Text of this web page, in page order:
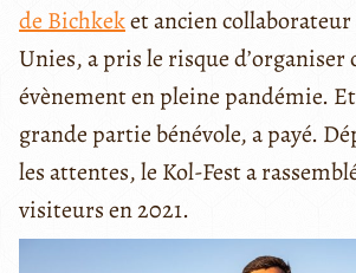
de Bichkeket ancien
Unies, a pris le risque d’organiser
évènement en pleine pandémie.
grande partie bénévole, a payé.
les attentes, le Kol-Fest a
visiteurs en 2021.